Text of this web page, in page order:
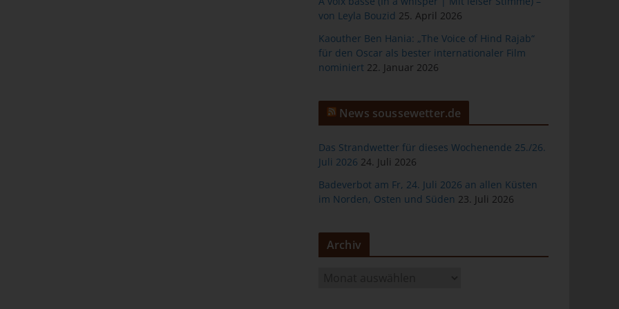
von Leyla Bouzid 25. April 2026
Kaouther Ben Hania: „The Voice of Hind Rajab“
für den Oscar als bester internationaler Film
nominiert 22. Januar 2026
News soussewetter.de
Das Strandwetter für dieses Wochenende 25./26.
Juli 2026 24. Juli 2026
Badeverbot am Fr, 24. Juli 2026 an allen Küsten
im Norden, Osten und Süden 23. Juli 2026
Archiv
in Form einer Erklärung oder einer sonstigen eindeutigen